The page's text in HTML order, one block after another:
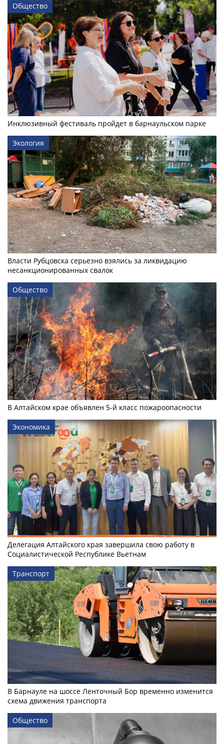
Общество
Инклюзивный фестиваль пройдет в барнаульском парке
Экология
Власти Рубцовска серьезно взялись за ликвидацию
несанкционированных свалок
Общество
В Алтайском крае объявлен 5-й класс пожароопасности
Экономика
Делегация Алтайского края завершила свою работу в
Социалистической Республике Вьетнам
Транспорт
В Барнауле на шоссе Ленточный Бор временно изменится
схема движения транспорта
Общество